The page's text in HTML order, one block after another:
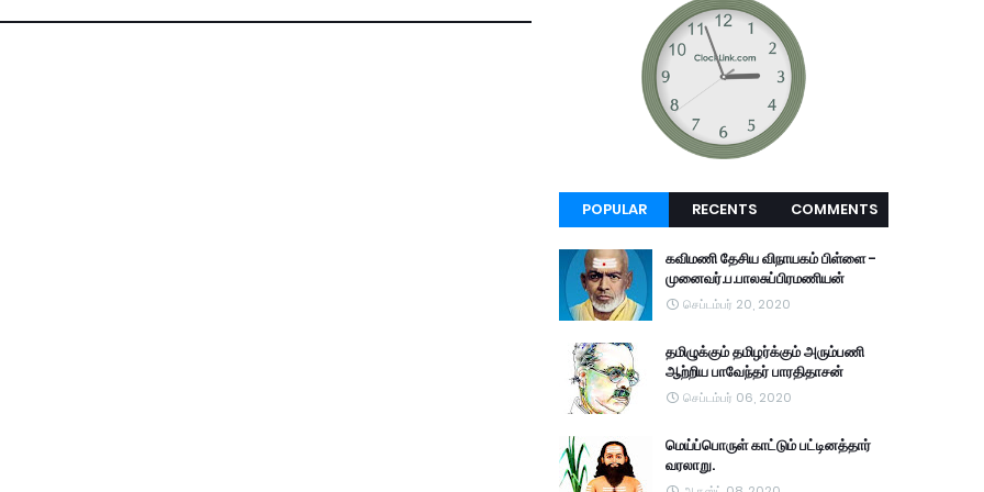
POPULAR RECENTS COMMENTS
கவிமணி தேசிய விநாயகம் பிள்ளை -
முனைவர்.ப.பாலசுப்பிரமணியன்
செப்டம்பர் 20, 2020
தமிழுக்கும் தமிழர்க்கும் அரும்பணி
ஆற்றிய பாவேந்தர் பாரதிதாசன்
செப்டம்பர் 06, 2020
மெய்ப்பொருள் காட்டும் பட்டினத்தார்
வரலாறு.